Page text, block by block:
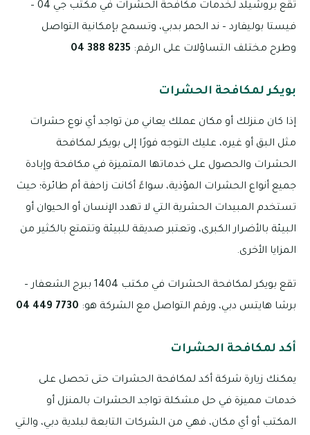
تقع بروشيلد لخدمات مكافحة الحشرات في مكتب جي 04 –
فيستا بوليفارد – ند الحمر بدبي، وتسمح بإمكانية التواصل
وطرح مختلف التساؤلات على الرقم:
بويكر لمكافحة الحشرات
إذا كان منزلك أو مكان عملك يعاني من تواجد أي نوع حشرات
مثل البق أو غيره، عليك التوجه فورًا إلى بويكر لمكافحة
الحشرات والحصول على خدماتها المتميزة في مكافحة وإبادة
جميع أنواع الحشرات المؤذية، سواءً أكانت زاحفة أم طائرة؛ حيث
تستخدم المبيدات الحشرية التي لا تهدد الإنسان أو الحيوان أو
البيئة بالأضرار الكبرى، وتعتبر صديقة للبيئة وتتمتع بالكثير من
المزايا الأخرى.
تقع بويكر لمكافحة الحشرات في مكتب 1404 ببرج الشعفار –
برشا هايتس دبي، ورقم التواصل مع الشركة هو:
أكد لمكافحة الحشرات
يمكنك زيارة شركة أكد لمكافحة الحشرات حتى تحصل على
خدمات مميزة في حل مشكلة تواجد الحشرات بالمنزل أو
المكتب أو أي مكان، فهي من الشركات التابعة لبلدية دبي، والتي